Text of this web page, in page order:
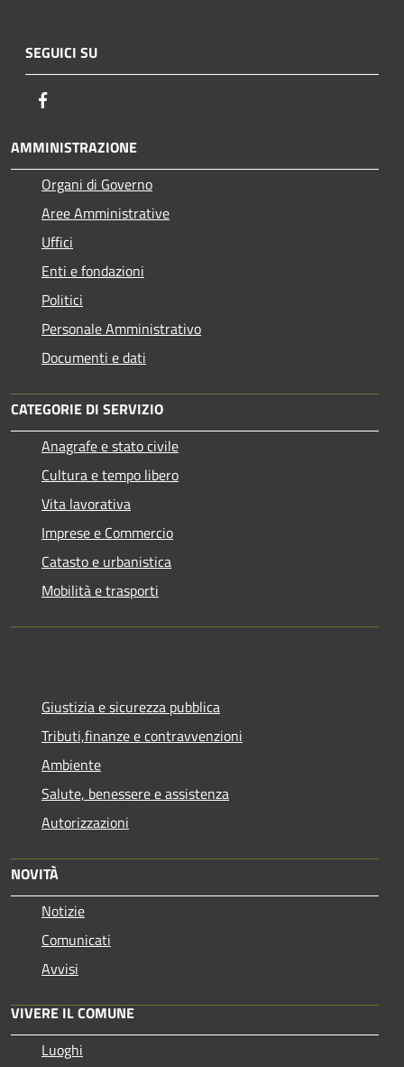
SEGUICI SU
AMMINISTRAZIONE
Organi di Governo
Aree Amministrative
Uffici
Enti e fondazioni
Politici
Personale Amministrativo
Documenti e dati
CATEGORIE DI SERVIZIO
Anagrafe e stato civile
Cultura e tempo libero
Vita lavorativa
Imprese e Commercio
Catasto e urbanistica
Mobilità e trasporti
Giustizia e sicurezza pubblica
Tributi,finanze e contravvenzioni
Ambiente
Salute, benessere e assistenza
Autorizzazioni
NOVITÀ
Notizie
Comunicati
Avvisi
VIVERE IL COMUNE
Luoghi